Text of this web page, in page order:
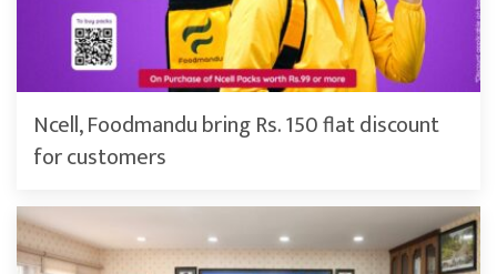
Ncell, Foodmandu bring Rs. 150 flat discount
for customers